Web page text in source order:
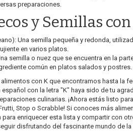
preparaciones.
y Semillas
Una semilla pequeña y redonda,
en varios platos.
semilla o nuez que se encuentra en la
común en platos salados y postres.
con K que encontramos hasta la
español con la letra "K" haya sido de tu
culinarias. ¡Ahora estás listo
Stop o Scrabble! Si conoces más
para enriquecer esta lista y compartir con
disfrutando del fascinante mundo de